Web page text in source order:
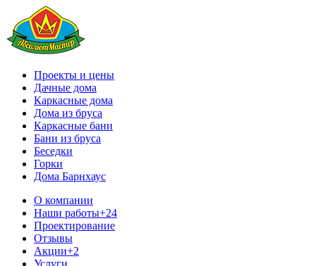
Проекты и цены
Дачные дома
Каркасные дома
Дома из бруса
Каркасные бани
Бани из бруса
Беседки
Горки
Дома Барнхаус
О компании
Наши работы+24
Проектирование
Отзывы
Акции+2
Услуги